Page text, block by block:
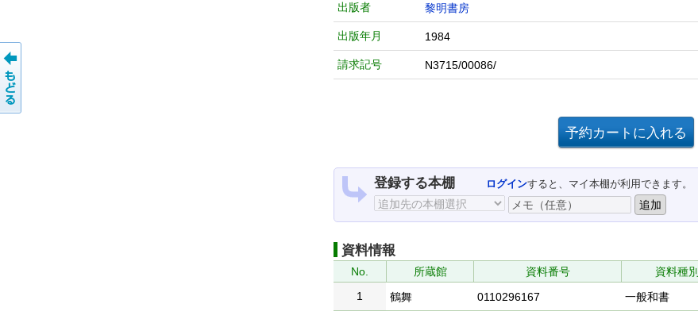
出版者 黎明書房
出版年月 1984
請求記号 N3715/00086/
登録する本棚 ログインすると、マイ本棚が利用できます。
資料情報
No. 所蔵館 資料番号 資料種別
1
鶴舞 0110296167 一般和書